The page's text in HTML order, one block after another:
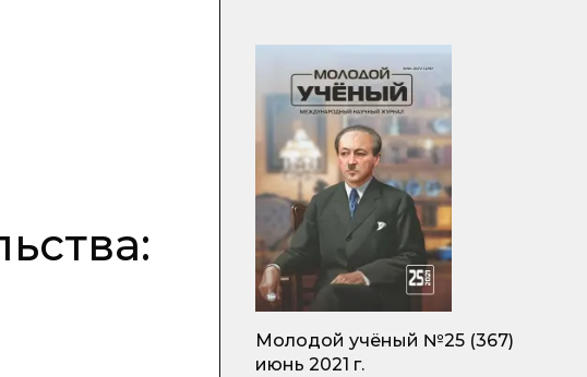
Молодой учёный №25 (367)
июнь 2021 г.